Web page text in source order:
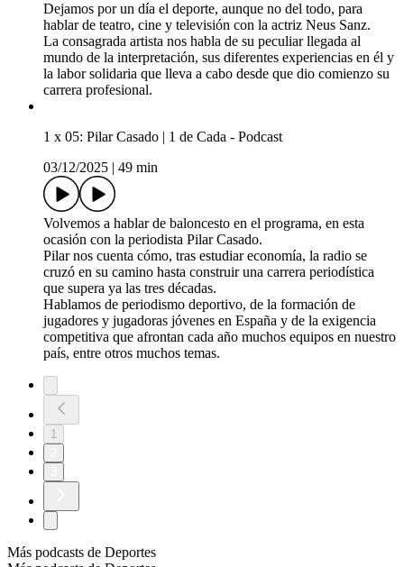
Dejamos por un día el deporte, aunque no del todo, para
hablar de teatro, cine y televisión con la actriz Neus Sanz.
La consagrada artista nos habla de su peculiar llegada al
mundo de la interpretación, sus diferentes experiencias en él y
la labor solidaria que lleva a cabo desde que dio comienzo su
carrera profesional.
1 x 05: Pilar Casado | 1 de Cada - Podcast
03/12/2025
49 min
Volvemos a hablar de baloncesto en el programa, en esta
ocasión con la periodista Pilar Casado.
Pilar nos cuenta cómo, tras estudiar economía, la radio se
cruzó en su camino hasta construir una carrera periodística
que supera ya las tres décadas.
Hablamos de periodismo deportivo, de la formación de
jugadores y jugadoras jóvenes en España y de la exigencia
competitiva que afrontan cada año muchos equipos en nuestro
país, entre otros muchos temas.
1
Más podcasts de Deportes